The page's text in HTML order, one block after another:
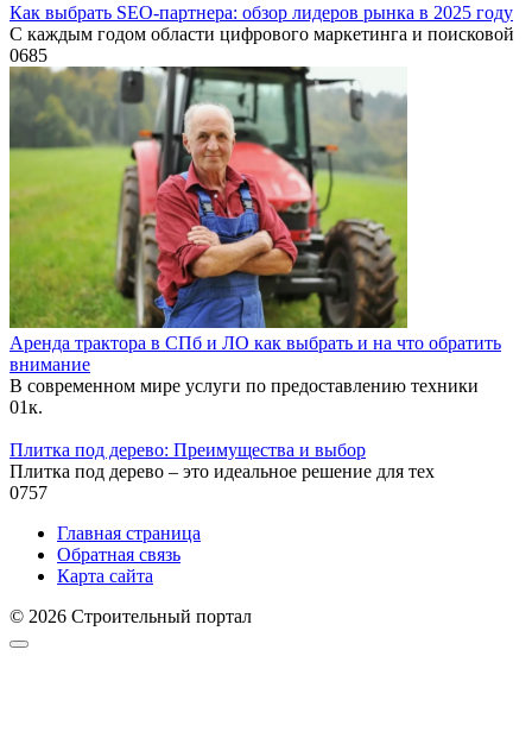
Как выбрать SEO-партнера: обзор лидеров рынка в 2025 году
С каждым годом области цифрового маркетинга и поисковой
0685
Аренда трактора в СПб и ЛО как выбрать и на что обратить
внимание
В современном мире услуги по предоставлению техники
01к.
Плитка под дерево: Преимущества и выбор
Плитка под дерево – это идеальное решение для тех
0757
Главная страница
Обратная связь
Карта сайта
© 2026 Строительный портал